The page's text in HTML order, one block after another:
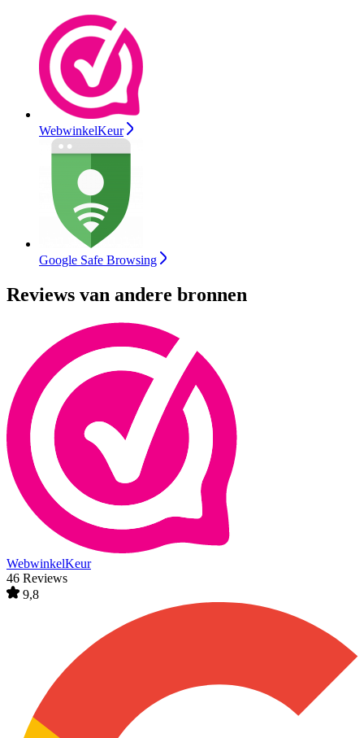
WebwinkelKeur
Google Safe Browsing
Reviews van andere bronnen
WebwinkelKeur
46 Reviews
9,8